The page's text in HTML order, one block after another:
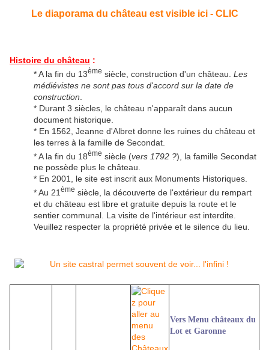
Le diaporama du château est visible ici - CLIC
Histoire du château :
* A la fin du 13ème siècle, construction d'un château. Les
médiévistes ne sont pas tous d'accord sur la date de
construction
* Durant 3 siècles, le château n'apparaît dans aucun
document historique.
* En 1562, Jeanne d'Albret donne les ruines du château et
les terres à la famille de Secondat.
* A la fin du 18ème siècle (vers 1792 ?), la famille Secondat
ne possède plus le château.
* En 2001, le site est inscrit aux Monuments Historiques.
* Au 21 ème siècle, la découverte de l'extérieur du rempart
et du château est libre et gratuite depuis la route et le
sentier communal. La visite de l'intérieur est interdite.
Veuillez respecter la propriété privée et le silence du lieu.
Vers Menu châteaux du
Lot et Garonne